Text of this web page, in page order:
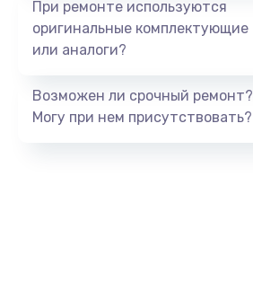
При ремонте используются
оригинальные комплектующие
или аналоги?
Возможен ли срочный ремонт?
Могу при нем присутствовать?